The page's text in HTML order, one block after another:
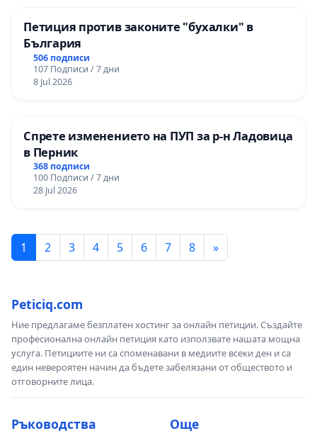
Петиция против законите "бухалки" в
България
506 подписи
107 Подписи / 7 дни
8 Jul 2026
Спрете изменението на ПУП за р-н Ладовица
в Перник
368 подписи
100 Подписи / 7 дни
28 Jul 2026
1 2 3 4 5 6 7 8 »
Peticiq.com
Ние предлагаме безплатен хостинг за онлайн петиции. Създайте
професионална онлайн петиция като използвате нашата мощна
услуга. Петициите ни са споменавани в медиите всеки ден и са
един невероятен начин да бъдете забелязани от обществото и
отговорните лица.
Ръководства Още